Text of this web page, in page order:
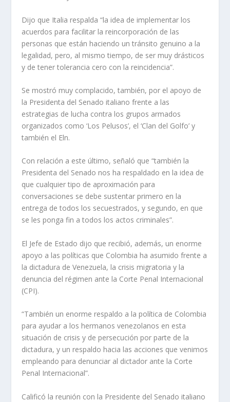
Dijo que Italia respalda “la idea de implementar los
acuerdos para facilitar la reincorporación de las
personas que están haciendo un tránsito genuino a la
legalidad, pero, al mismo tiempo, de ser muy drásticos
y de tener tolerancia cero con la reincidencia”.
Se mostró muy complacido, también, por el apoyo de
la Presidenta del Senado italiano frente a las
estrategias de lucha contra los grupos armados
organizados como ‘Los Pelusos’, el ‘Clan del Golfo’ y
también el Eln.
Con relación a este último, señaló que “también la
Presidenta del Senado nos ha respaldado en la idea de
que cualquier tipo de aproximación para
conversaciones se debe sustentar primero en la
entrega de todos los secuestrados, y segundo, en que
se les ponga fin a todos los actos criminales”.
El Jefe de Estado dijo que recibió, además, un enorme
apoyo a las políticas que Colombia ha asumido frente a
la dictadura de Venezuela, la crisis migratoria y la
denuncia del régimen ante la Corte Penal Internacional
(CPI).
“También un enorme respaldo a la política de Colombia
para ayudar a los hermanos venezolanos en esta
situación de crisis y de persecución por parte de la
dictadura, y un respaldo hacia las acciones que venimos
empleando para denunciar al dictador ante la Corte
Penal Internacional”.
Calificó la reunión con la Presidente del Senado italiano